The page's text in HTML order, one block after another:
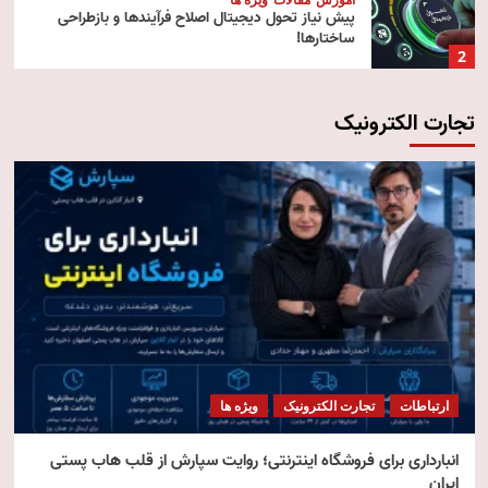
2
پیش‌ نیاز تحول دیجیتال اصلاح فرآیندها و بازطراحی
ساختارها!
3
آموزش
4
تکنولوژی مقالات ویژه ها
هوش مصنوعی استنتاجی
5
امنیت مقالات ویژه ها
امنیت فناوری اطلاعات
تجارت الکترونیک
ارتباطات تجارت الکترونیک ویژه ها
انبارداری برای فروشگاه اینترنتی؛ روایت سپارش از قلب هاب پستی